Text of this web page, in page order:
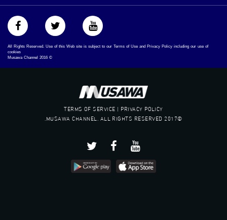
All Rights Reserved. Use of this Web site is subject to our Terms of Use and Privacy Policy including our use of
cookies
©
2016
TERMS OF SERVICE | PRIVACY POLICY
©2017 MUSAWA CHANNEL. ALL RIGHTS RESERVED.